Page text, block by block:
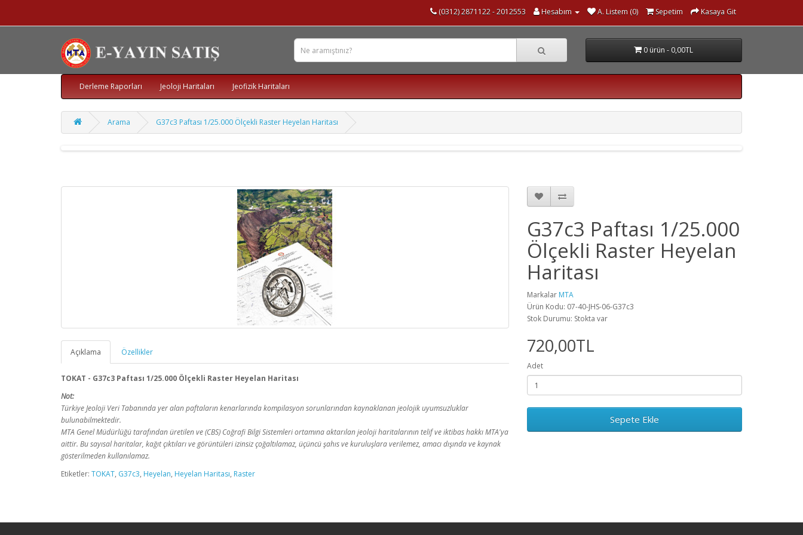
(0312) 2871122 - 2012553 Hesabım A. Listem (0) Sepetim Kasaya Git
0 ürün - 0,00TL
Derleme Raporları Jeoloji Haritaları Jeofizik Haritaları
Arama G37c3 Paftası 1/25.000 Ölçekli Raster Heyelan Haritası
Açıklama Özellikler
TOKAT - G37c3 Paftası 1/25.000 Ölçekli Raster Heyelan Haritası
Not:
Türkiye Jeoloji Veri Tabanında yer alan paftaların kenarlarında kompilasyon sorunlarından kaynaklanan jeolojik uyumsuzluklar
bulunabilmektedir.
MTA Genel Müdürlüğü tarafından üretilen ve (CBS) Coğrafi Bilgi Sistemleri ortamına aktarılan jeoloji haritalarının telif ve iktibas hakkı MTA'ya
aittir. Bu sayısal haritalar, kağıt çıktıları ve görüntüleri izinsiz çoğaltılamaz, üçüncü şahıs ve kuruluşlara verilemez, amacı dışında ve kaynak
gösterilmeden kullanılamaz.
G37c3 Paftası 1/25.000
Ölçekli Raster Heyelan
Haritası
Markalar MTA
Ürün Kodu: 07-40-JHS-06-G37c3
Stok Durumu: Stokta var
720,00TL
Adet
Sepete Ekle
Etiketler: TOKAT, G37c3, Heyelan, Heyelan Haritası, Raster